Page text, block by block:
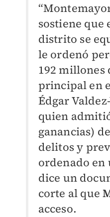
sostiene
distrito se
le ordenó
192 millones
principal en
Édgar
quien
ganancias)
delitos y
ordenado en
dice un
corte al que
acceso.